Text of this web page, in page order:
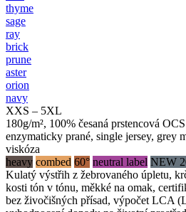
thyme
sage
ray
brick
prune
aster
orion
navy
XXS – 5XL
180g/m², 100% česaná prstencová
enzymaticky prané, single jersey, grey
viskóza
heavy combed 60° neutral label NEW
Kulatý výstřih z žebrovaného úpletu,
kosti tón v tónu, měkké na omak,
bez živočišných přísad, výpočet LCA